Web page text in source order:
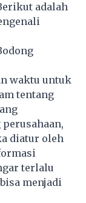
adalah
waktu untuk
tentang
diatur oleh
terlalu
menjadi